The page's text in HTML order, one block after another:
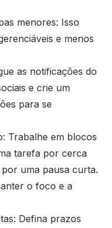
menores: Isso
e menos
as notificações do
e crie um
para se
Trabalhe em blocos
tarefa por cerca
uma pausa curta.
o foco e a
Defina prazos